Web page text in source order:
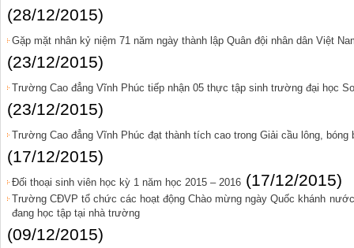
(28/12/2015)
Gặp mặt nhân kỷ niệm 71 năm ngày thành lập Quân đội nhân dân Việt
(23/12/2015)
Trường Cao đẳng Vĩnh Phúc tiếp nhận 05 thực tập sinh trường đại học
(23/12/2015)
Trường Cao đẳng Vĩnh Phúc đạt thành tích cao trong Giải cầu lông,
(17/12/2015)
Đối thoại sinh viên học kỳ 1 năm học 2015 – 2016 (17/12/2015)
Trường CĐVP tổ chức các hoạt động Chào mừng ngày Quốc khánh
đang học tập tại nhà trường
(09/12/2015)